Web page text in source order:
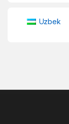
Uzbek